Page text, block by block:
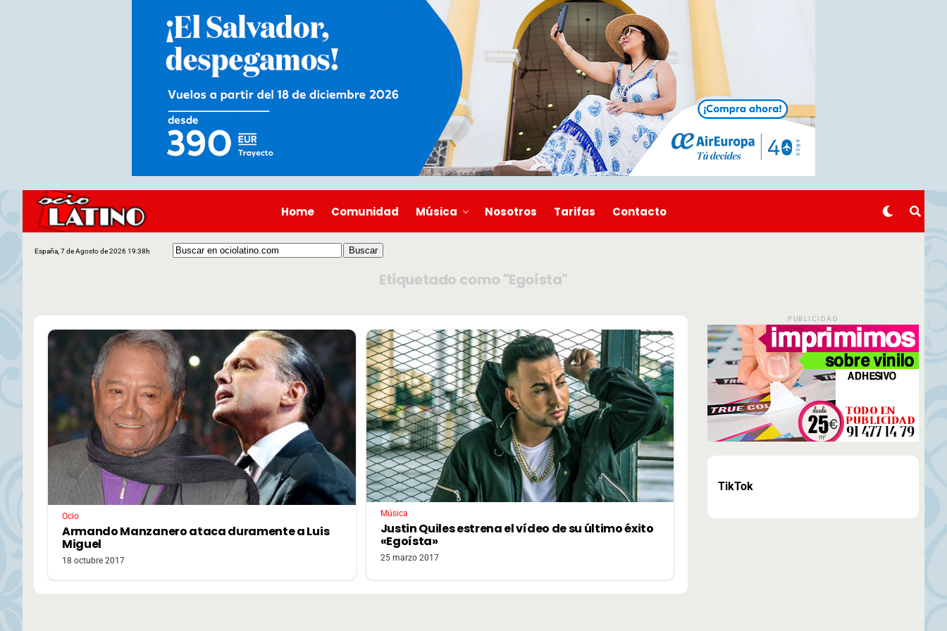
Home Comunidad Música Nosotros Tarifas Contacto
España, 7 de Agosto de 2026 19:38h
Etiquetado como "Egoísta"
Ocio
Armando Manzanero ataca duramente a Luis
Miguel
18 octubre 2017
Música
Justin Quiles estrena el vídeo de su último éxito
«Egoísta»
25 marzo 2017
PUBLICIDAD
TikTok